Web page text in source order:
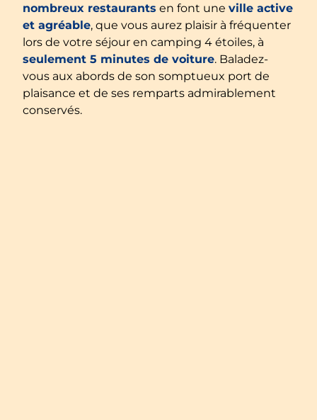
nombreux restaurants en font une ville active
et agréable, que vous aurez plaisir à fréquenter
lors de votre séjour en camping 4 étoiles, à
seulement 5 minutes de voiture. Baladez-
vous aux abords de son somptueux port de
plaisance et de ses remparts admirablement
conservés.